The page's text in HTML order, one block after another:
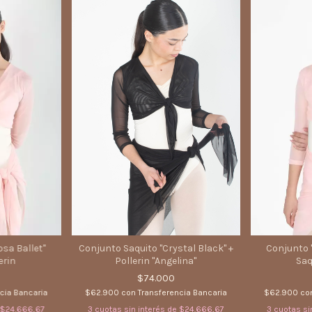
Ballet"
Bancaria
$24.666,67
Conjunto Saquito "Crystal Black" +
Pollerin "Angelina"
$74.000
$62.900 con Transferencia Bancaria
3 cuotas sin interés de $24.666,67
Conjunto
$62.900
3 cuotas